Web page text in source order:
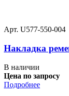
Арт. U577-550-004
Накладка
В наличии
Цена по запросу
Подробнее